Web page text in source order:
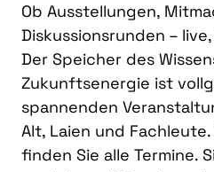
Ob Ausstellungen,
Diskussionsrunden –
Der Speicher des
Zukunftsenergie ist
spannenden
Alt, Laien und
finden Sie alle Termine.